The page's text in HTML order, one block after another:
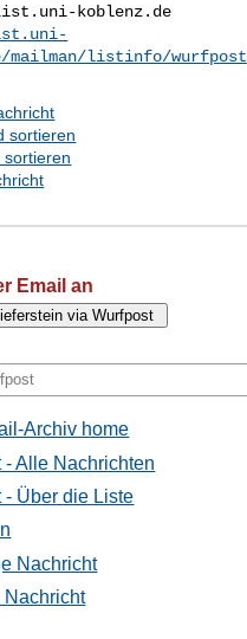
koblenz.de
mailman/listinfo/wurfpost
sortieren
sortieren
Email an
Archiv home
- Alle Nachrichten
- Über die Liste
Nachricht
Nachricht